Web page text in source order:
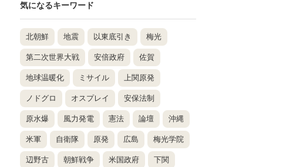
気になるキーワード
北朝鮮 地震 以東底引き 梅光
第二次世界大戦 安倍政府 佐賀
地球温暖化 ミサイル 上関原発
ノドグロ オスプレイ 安保法制
原水爆 風力発電 憲法 論壇 沖縄
米軍 自衛隊 原発 広島 梅光学院
辺野古 朝鮮戦争 米国政府 下関